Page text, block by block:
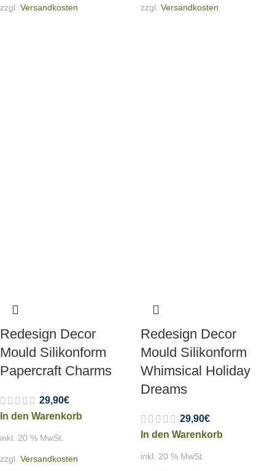
zzgl. Versandkosten zzgl. Versandkosten
Redesign Decor
Mould Silikonform
Papercraft Charms
29,90€
In den Warenkorb
inkl. 20 % MwSt.
zzgl. Versandkosten
Redesign Decor
Mould Silikonform
Whimsical Holiday
Dreams
29,90€
In den Warenkorb
inkl. 20 % MwSt.